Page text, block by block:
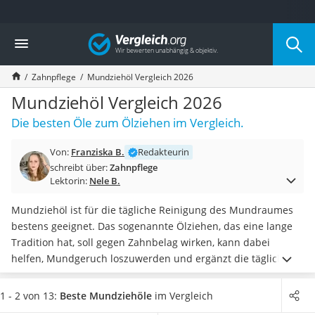
Die beliebtesten Vergleiche nach Kategorie
Drogerie
Inhalator
Haarschneider
Rollator
Braun Rasierer
Katzenklappe (Chip)
Masturbator
Massagepistole
Reisehaartrockner
Eiweißpulver
Magnesiumpräparat
Katzenklappe
Nackenmassagegerät
Zeckenschutz Katze
Vergleich
Zahnpflege Mundziehöl Vergleich 2026
Mundziehöl Vergleich 2026
Die besten Öle zum Ölziehen im Vergleich.
Von: Franziska B.
Redakteurin
schreibt über:Zahnpflege
Lektorin: Nele B.
Mundziehöl ist für die tägliche Reinigung des Mundraumes
bestens geeignet. Das sogenannte Ölziehen, das eine lange
Tradition hat, soll gegen Zahnbelag wirken, kann dabei
helfen, Mundgeruch loszuwerden und ergänzt die tägliche
Mundhygiene sehr gut.Im besten Fall ist das Öl zum
Mundziehen ein Mix aus Naturwirkstoffen und
1 - 2 von 13: Beste Mundziehöle im Vergleich